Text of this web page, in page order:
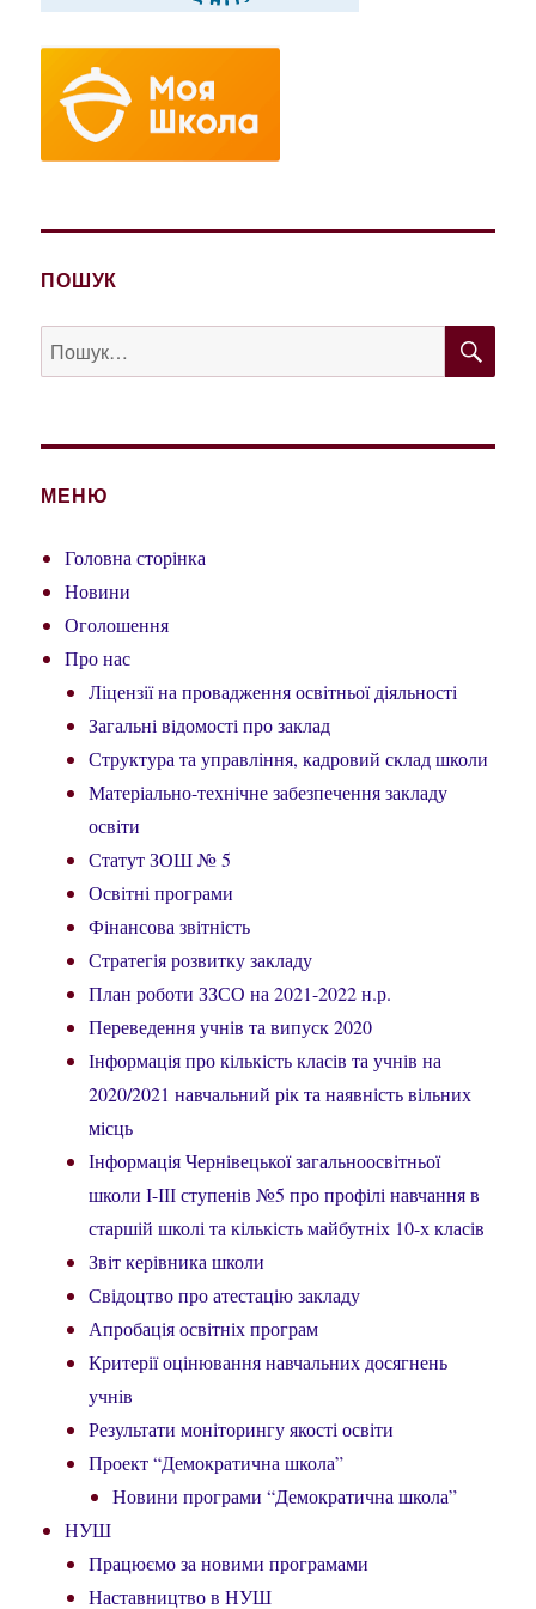
ПОШУК
Пошук
за
МЕНЮ
Головна сторінка
Новини
Оголошення
Про нас
Ліцензії на провадження освітньої діяльності
Загальні відомості про заклад
Структура та управління, кадровий склад школи
Матеріально-технічне забезпечення закладу
освіти
Статут ЗОШ № 5
Освітні програми
Фінансова звітність
Стратегія розвитку закладу
План роботи ЗЗСО на 2021-2022 н.р.
Переведення учнів та випуск 2020
Інформація про кількість класів та учнів на
2020/2021 навчальний рік та наявність вільних
місць
Інформація Чернівецької загальноосвітньої
школи І-ІІІ ступенів №5 про профілі навчання в
старшій школі та кількість майбутніх 10-х класів
Звіт керівника школи
Свідоцтво про атестацію закладу
Апробація освітніх програм
Критерії оцінювання навчальних досягнень
учнів
Результати моніторингу якості освіти
Проект “Демократична школа”
Новини програми “Демократична школа”
НУШ
Працюємо за новими програмами
Наставництво в НУШ